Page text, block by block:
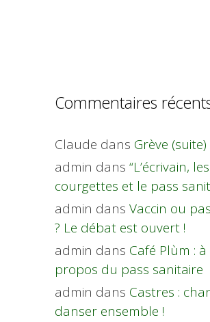
Commentaires
Claude dans Grève (suite)
admin dans “L’écrivain, les
courgettes et le pass
admin dans Vaccin ou
? Le débat est ouvert !
admin dans Café Plùm : à
propos du pass sanitaire
admin dans Castres :
danser ensemble !